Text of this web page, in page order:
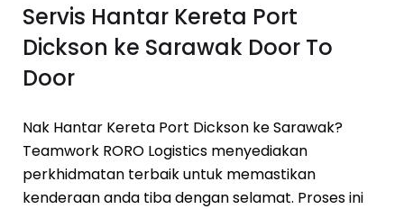
Servis Hantar Kereta Port
Dickson ke Sarawak Door To
Door
Nak Hantar Kereta Port Dickson ke Sarawak?
Teamwork RORO Logistics menyediakan
perkhidmatan terbaik untuk memastikan
kenderaan anda tiba dengan selamat. Proses ini